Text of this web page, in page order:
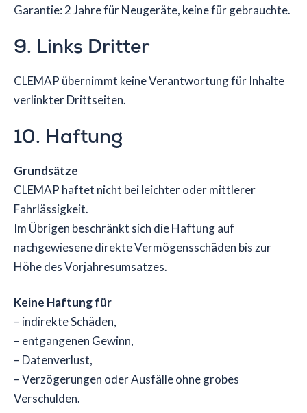
Garantie: 2 Jahre für Neugeräte, keine für gebrauchte.
9. Links Dritter
CLEMAP übernimmt keine Verantwortung für Inhalte
verlinkter Drittseiten.
10. Haftung
Grundsätze
CLEMAP haftet nicht bei leichter oder mittlerer
Fahrlässigkeit.
Im Übrigen beschränkt sich die Haftung auf
nachgewiesene direkte Vermögensschäden bis zur
Höhe des Vorjahresumsatzes.
Keine Haftung für
– indirekte Schäden,
– entgangenen Gewinn,
– Datenverlust,
– Verzögerungen oder Ausfälle ohne grobes
Verschulden.